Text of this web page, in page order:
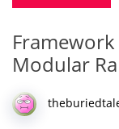
Modular